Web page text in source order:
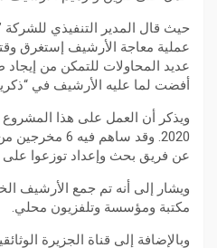
حيث قال المدير التنفيذي للشركة
عملية معاجة الأرشيف إستغرق
عديد المحاولات للتمكن من إيجاد
أفضت لما عليه الأرشيف في
ويذكر أن العمل على هذا
2020. وقد ساهم
عن فريق بحث وإعداد توزعوا على
مكتبة ومؤسسة وتلفزيون محلي.
وبالإضافة إلى قناة الجزيرة